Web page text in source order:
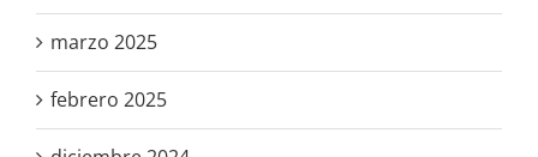
marzo 2025
febrero 2025